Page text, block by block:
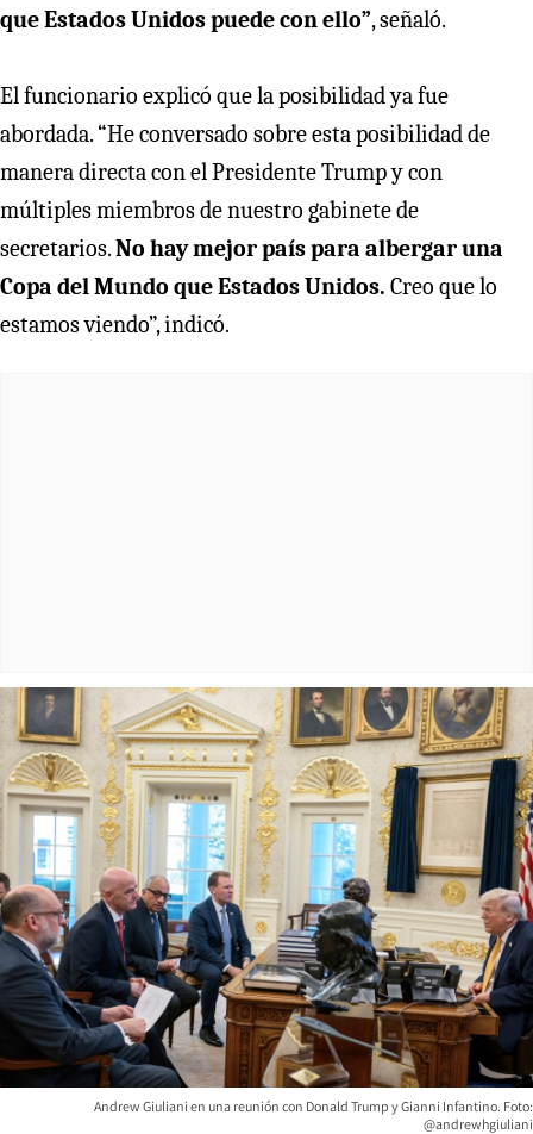
que Estados Unidos puede con ello”, señaló.
El funcionario explicó que la posibilidad ya fue
abordada. “He conversado sobre esta posibilidad de
manera directa con el Presidente Trump y con
múltiples miembros de nuestro gabinete de
secretarios.No hay mejor país para albergar una
Copa del Mundo que Estados Unidos. Creo que lo
estamos viendo”, indicó.
Andrew Giuliani en una reunión con Donald Trump y Gianni Infantino. Foto:
@andrewhgiuliani